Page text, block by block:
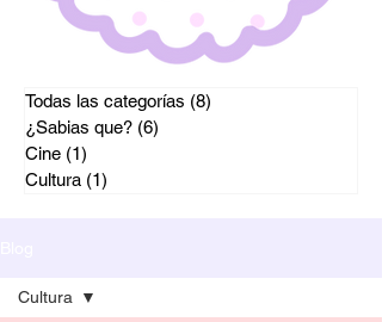
Todas las categorías (8)
¿Sabias que? (6)
Cine (1)
Cultura (1)
Cultura